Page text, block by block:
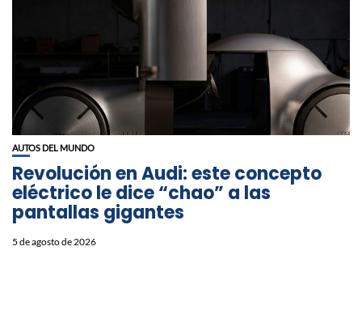
AUTOS DEL MUNDO
Revolución en Audi: este concepto
eléctrico le dice “chao” a las
pantallas gigantes
5 de agosto de 2026